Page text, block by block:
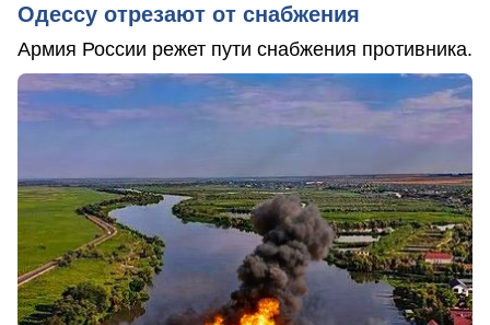
Одессу отрезают от снабжения
Армия России режет пути снабжения противника.